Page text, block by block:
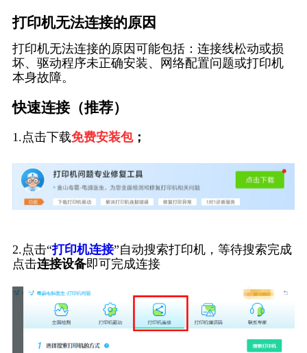
打印机无法连接的原因
打印机无法连接的原因可能包括：连接线松动或损
坏、驱动程序未正确安装、网络配置问题或打印机
本身故障。
快速连接（推荐）
1.点击下载免费安装包；
2.点击“打印机连接”自动搜索打印机，等待搜索完成
点击连接设备即可完成连接